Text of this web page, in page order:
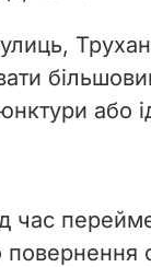
або
час
повернення